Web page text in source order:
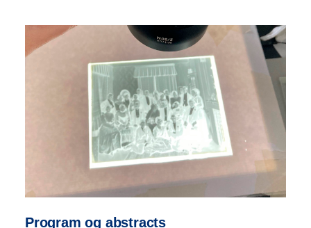
Program og abstracts